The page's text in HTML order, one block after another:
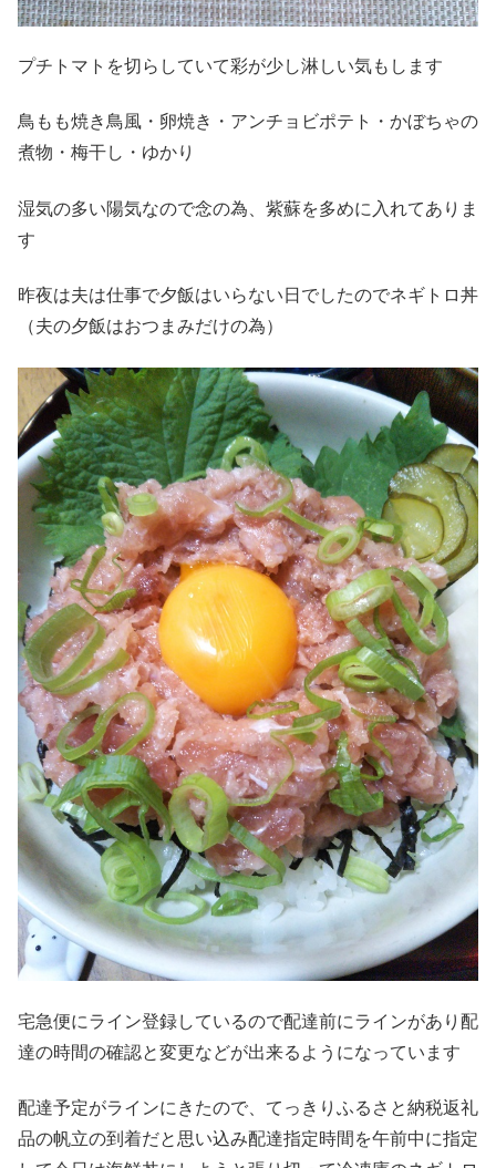
プチトマトを切らしていて彩が少し淋しい気もします
鳥もも焼き鳥風・卵焼き・アンチョビポテト・かぼちゃの
煮物・梅干し・ゆかり
湿気の多い陽気なので念の為、紫蘇を多めに入れてありま
す
昨夜は夫は仕事で夕飯はいらない日でしたのでネギトロ丼
（夫の夕飯はおつまみだけの為）
宅急便にライン登録しているので配達前にラインがあり配
達の時間の確認と変更などが出来るようになっています
配達予定がラインにきたので、てっきりふるさと納税返礼
品の帆立の到着だと思い込み配達指定時間を午前中に指定